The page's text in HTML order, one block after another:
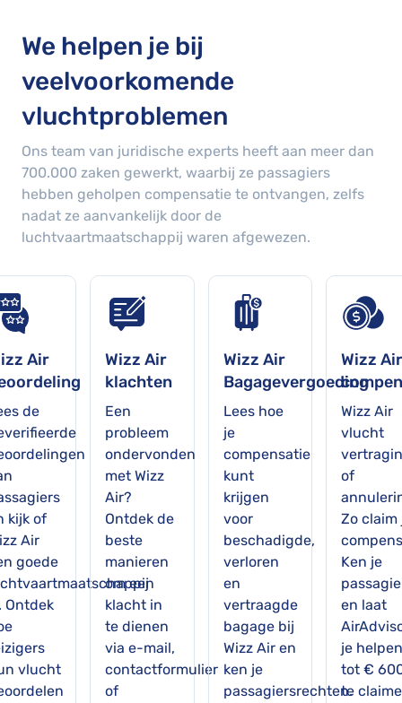
We helpen je bij
veelvoorkomende
vluchtproblemen
Ons team van juridische experts heeft aan meer dan
700.000 zaken gewerkt, waarbij ze passagiers
hebben geholpen compensatie te ontvangen, zelfs
nadat ze aanvankelijk door de
luchtvaartmaatschappij waren afgewezen.
Air
de
kijk of
Air
goede
Ontdek
vlucht
Wizz Air
klachten
Een
probleem
ondervonden
met Wizz
Air?
Ontdek de
beste
manieren
om een
klacht in
te dienen
via e-mail,
contactformulier
of
Wizz Air
Bagagevergoeding
Lees hoe
je
compensatie
kunt
krijgen
voor
beschadigde,
verloren
en
vertraagde
bagage bij
Wizz Air en
ken je
passagiersrechten.
Wizz Air
Wizz Air
vlucht
of
Zo claim
Ken je
en laat
je helpen
tot €
te